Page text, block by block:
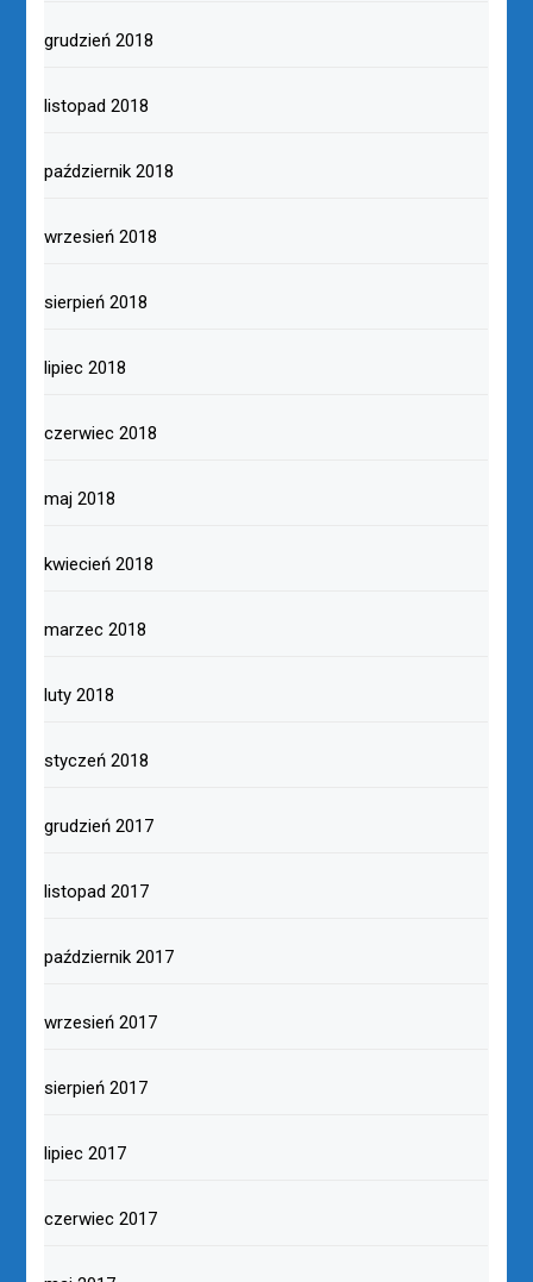
grudzień 2018
listopad 2018
październik 2018
wrzesień 2018
sierpień 2018
lipiec 2018
czerwiec 2018
maj 2018
kwiecień 2018
marzec 2018
luty 2018
styczeń 2018
grudzień 2017
listopad 2017
październik 2017
wrzesień 2017
sierpień 2017
lipiec 2017
czerwiec 2017